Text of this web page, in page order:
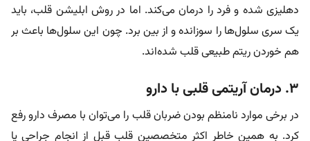
دهلیزی شده و فرد را درمان می‌کند. اما در روش ابلیشن قلب، باید
یک سری سلول‌ها را سوزانده و از بین برد. چون این سلول‌ها باعث بر
هم خوردن ریتم طبیعی قلب شده‌اند.
۳. درمان آریتمی قلبی با دارو
در برخی موارد نامنظم بودن ضربان قلب را می‌توان با مصرف دارو رفع
کرد. به همین خاطر اکثر متخصصین قلب قبل از انجام جراحی یا